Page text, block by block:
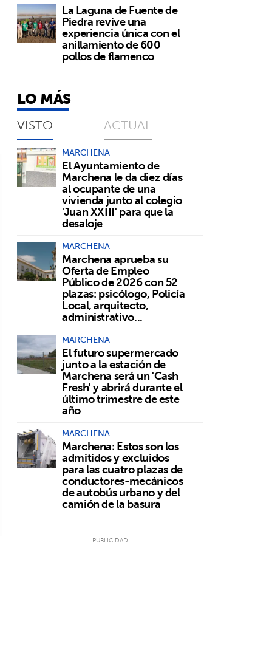
La Laguna de Fuente de
Piedra revive una
experiencia única con el
anillamiento de 600
pollos de flamenco
LO MÁS
VISTO ACTUAL
MARCHENA
El Ayuntamiento de
Marchena le da diez días
al ocupante de una
vivienda junto al colegio
'Juan XXIII' para que la
desaloje
MARCHENA
Marchena aprueba su
Oferta de Empleo
Público de 2026 con 52
plazas: psicólogo, Policía
Local, arquitecto,
administrativo...
MARCHENA
El futuro supermercado
junto a la estación de
Marchena será un 'Cash
Fresh' y abrirá durante el
último trimestre de este
año
MARCHENA
Marchena: Estos son los
admitidos y excluidos
para las cuatro plazas de
conductores-mecánicos
de autobús urbano y del
camión de la basura